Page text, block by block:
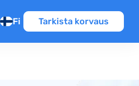
Fi Tarkista korvaus